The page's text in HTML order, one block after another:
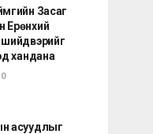
Засаг
Ерөнхий
хандана
0
асуудлыг